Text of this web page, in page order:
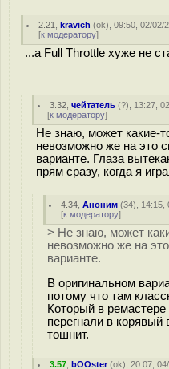
2.21 ,kravich (ok), 09:50, 02/02/
[к модератору]
...а Full Throttle хуже не
3.32 ,чейтатель (?), 13:27,
[к модератору]
Не знаю, может какие-
невозможно же на это
варианте. Глаза
прям сразу, когда я
4.34 ,Аноним (34), 14:15,
[к модератору]
> Не знаю, может
невозможно же на
варианте.
В оригинальном
потому что там
Который в
перегнали в корявый
тошнит.
3.57 ,bOOster(ok), 20:07,